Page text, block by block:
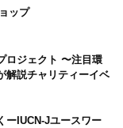
ップ
ロジェクト 〜注目環
解説チャリティーイベ
ーIUCN-Jユースワー